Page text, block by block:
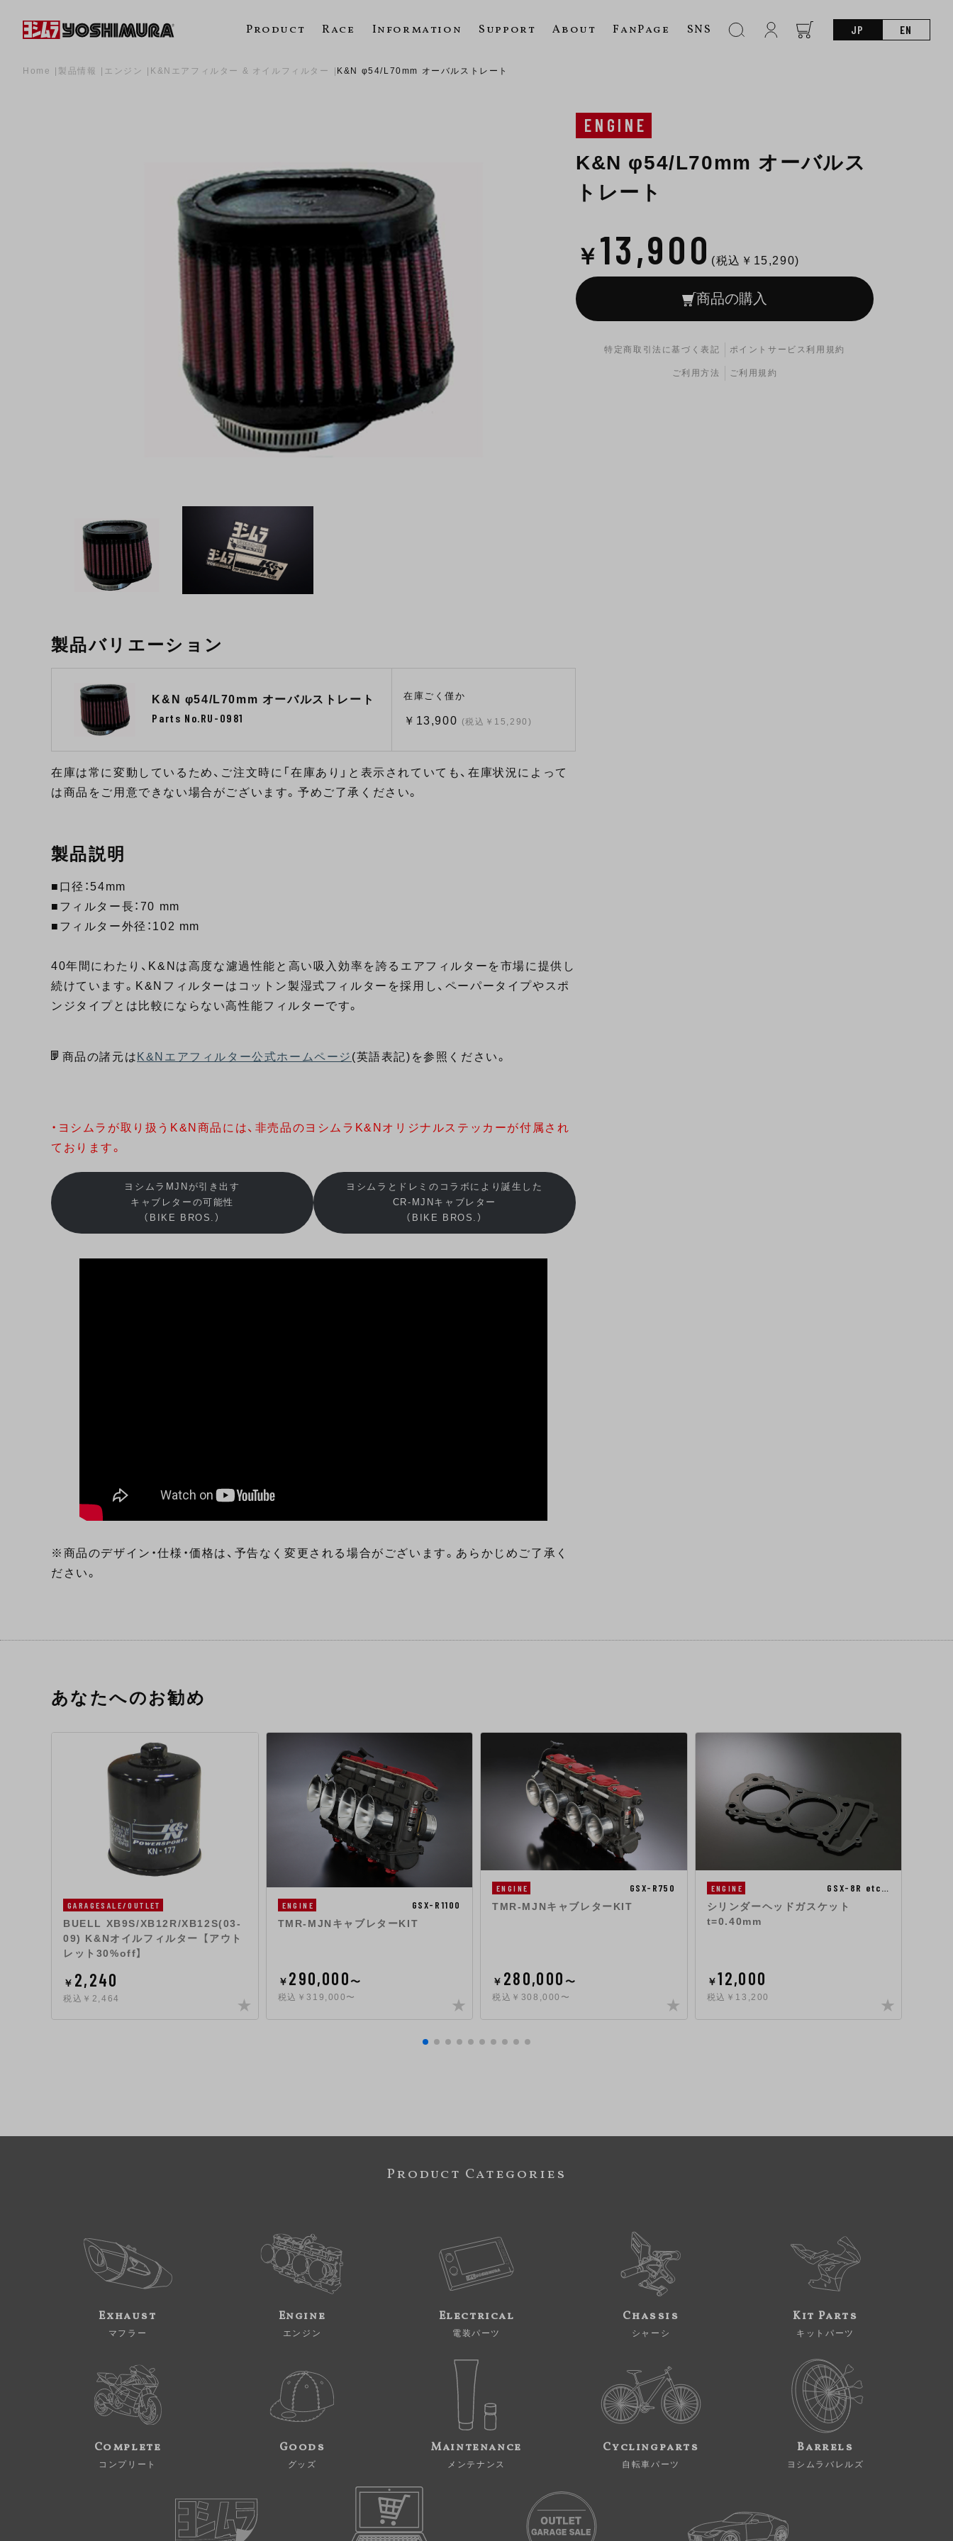
Product Race Information Support About FanPage SNS JP EN
Home 製品情報 エンジン K&Nエアフィルター & オイルフィルター K&N φ54/L70mm オーバルストレート
ENGINE
K&N φ54/L70mm オーバルス
トレート
￥ 13,900 (税込￥ 15,290)
商品の購入
特定商取引法に基づく表記 ポイントサービス利用規約
ご利用方法 ご利用規約
製品バリエーション
K&N φ54/L70mm オーバルストレート
Parts No.RU-0981
在庫ごく僅か
￥13,900 (税込￥15,290)
在庫は常に変動しているため、ご注文時に「在庫あり」と表示されていても、在庫状況によって
は商品をご用意できない場合がございます。予めご了承ください。
製品説明
■口径：54mm
■フィルター長：70 mm
■フィルター外径：102 mm
40年間にわたり、K&Nは高度な濾過性能と高い吸入効率を誇るエアフィルターを市場に提供し
続けています。K&Nフィルターはコットン製湿式フィルターを採用し、ペーパータイプやスポ
ンジタイプとは比較にならない高性能フィルターです。
商品の諸元は K&Nエアフィルター公式ホームページ (英語表記)を参照ください。
・ヨシムラが取り扱うK&N商品には、非売品のヨシムラK&Nオリジナルステッカーが付属され
ております。
ヨシムラMJNが引き出す
キャブレターの可能性
（BIKE BROS.）
ヨシムラとドレミのコラボにより誕生した
CR-MJNキャブレター
（BIKE BROS.）
※商品のデザイン・仕様・価格は、予告なく変更される場合がございます。あらかじめご了承く
ださい。
あなたへのお勧め
GARAGESALE/OUTLET
BUELL XB9S/XB12R/XB12S(03-
09) K&Nオイルフィルター 【アウト
レット30%off】
￥ 2,240
税込￥2,464
ENGINE GSX-R1100
TMR-MJNキャブレターKIT
￥ 290,000〜
税込￥319,000〜
ENGINE GSX-R750
TMR-MJNキャブレターKIT
￥ 280,000 〜
税込￥308,000〜
ENGINE GSX-8R etc…
シリンダーヘッドガスケット
t=0.40mm
￥12,000
税込￥13,200
Product Categories
Exhaust
マフラー
Engine
エンジン
Electrical
電装パーツ
Chassis
シャーシ
Kit Parts
キットパーツ
Complete
コンプリート
Goods
グッズ
Maintenance
メンテナンス
Cyclingparts
自転車パーツ
Barrels
ヨシムラバレルズ